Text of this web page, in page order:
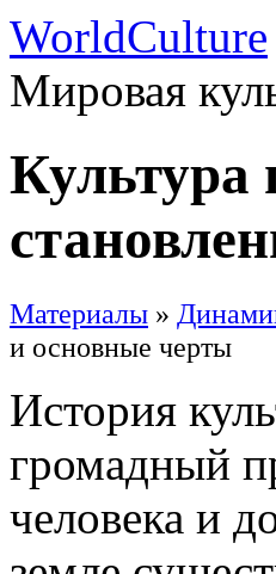
WorldCulture
Мировая
Культура
Материалы »
и основные черты
История
громадный
человека и